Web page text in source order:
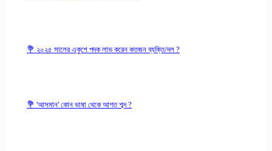
💐 ২০২৫ সালের একুশে পদক লাভ করেন কতজন ব্যক্তি/দল ?
💐 'আসমান' কোন ভাষা থেকে আগত শব্দ ?